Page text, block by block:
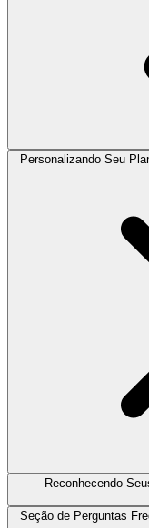
Personalizando Seu
Reconhecendo
Seção de Perguntas